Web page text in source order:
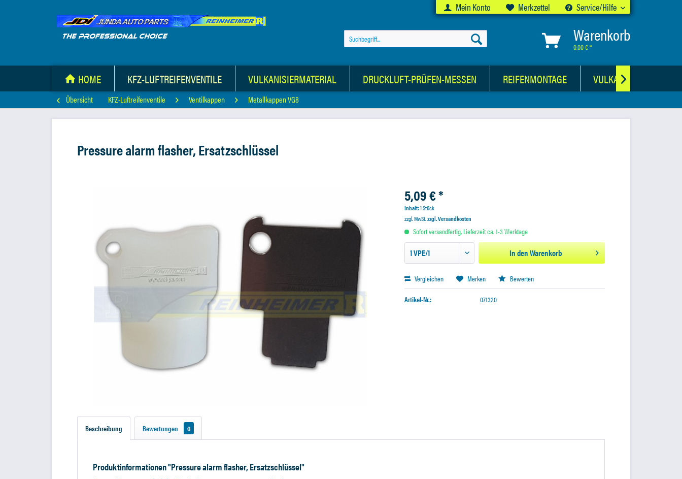
Mein Konto Merkzettel Service/Hilfe
Warenkorb
0,00 € *
HOME KFZ-LUFTREIFENVENTILE VULKANISIERMATERIAL DRUCKLUFT-PRÜFEN-MESSEN REIFENMONTAGE 
Übersicht KFZ-Luftreifenventile Ventilkappen Metallkappen VG8
Pressure alarm flasher, Ersatzschlüssel
5,09 € *
Inhalt:1 Stück
zzgl. MwSt.zzgl. Versandkosten
Sofort versandfertig, Lieferzeit ca. 1-3 Werktage
In denWarenkorb
Vergleichen Merken Bewerten
Artikel-Nr.: 071320
Beschreibung Bewertungen 0
Produktinformationen "Pressure alarm flasher, Ersatzschlüssel"